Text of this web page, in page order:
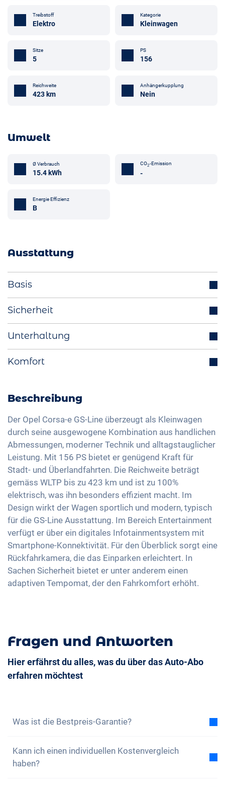
Treibstoff
Elektro
Kategorie
Kleinwagen
Sitze
5
PS
156
Reichweite
423 km
Anhängerkupplung
Nein
Umwelt
Ø Verbrauch
15.4 kWh
CO2-Emission
-
Energie Effizienz
B
Ausstattung
Basis
Multifunktionslenkrad
Fahrmodiauswahl (z.B. Eco, Sport, Normal)
Ladekabel Mode 3 Typ 2
LED-Rückleuchten
Licht- und Regensensor
Aussenspiegel elektrisch verstellbar
Innenspiegel automatisch abblendend
17 Zoll Alufelgen
Scheinwerfer Matrix-LED
Sicherheit
Spurhalteassistent
Verkehrszeichenerkennung
Müdigkeitserkennung
Reifendruckkontrolle
Notbremsassistent
Fussgängererkennung
Unterhaltung
Freisprechanlage
USB-Schnittstelle
Apple Car Play
Android Auto
Touchscreen
Wireless Charging
Full Digital Cockpit
Komfort
Klimaautomatik
Sitzheizung vorne
Sitze Alcantara
Sportsitze
Getönte Scheiben
Ambientbeleuchtung
Lenkradheizung
Mittelarmlehne für Vordersitze
Berganfahrhilfe
Umklappbare Sitze
Beschreibung
Der Opel Corsa-e GS-Line überzeugt als Kleinwagen
durch seine ausgewogene Kombination aus handlichen
Abmessungen, moderner Technik und alltagstauglicher
Leistung. Mit 156 PS bietet er genügend Kraft für
Stadt- und Überlandfahrten. Die Reichweite beträgt
gemäss WLTP bis zu 423 km und ist zu 100%
elektrisch, was ihn besonders effizient macht. Im
Design wirkt der Wagen sportlich und modern, typisch
für die GS-Line Ausstattung. Im Bereich Entertainment
verfügt er über ein digitales Infotainmentsystem mit
Smartphone-Konnektivität. Für den Überblick sorgt eine
Rückfahrkamera, die das Einparken erleichtert. In
Sachen Sicherheit bietet er unter anderem einen
adaptiven Tempomat, der den Fahrkomfort erhöht.
Fragen und Antworten
Hier erfährst du alles, was du über das Auto-Abo
erfahren möchtest
Was ist die Bestpreis-Garantie?
die Gesamtkosten des Auto-Abos tiefer sind als die
Gesamtkosten eines Leasing bei gleichen
Kann ich einen individuellen Kostenvergleich
haben?